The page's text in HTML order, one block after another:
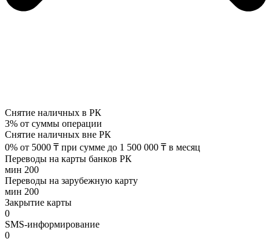
Снятие наличных в РК
3% от суммы операции
Снятие наличных вне РК
0% от 5000 ₸ при сумме до 1 500 000 ₸ в месяц
Переводы на карты банков РК
мин 200
Переводы на зарубежную карту
мин 200
Закрытие карты
0
SMS-информирование
0